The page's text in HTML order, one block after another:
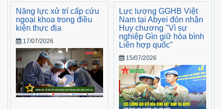
Năng lực xử trí cấp cứu
ngoại khoa trong điều
kiện thực địa
17/07/2026
Lực lượng GGHB Việt
Nam tại Abyei đón nhận
Huy chương "Vì sự
nghiệp Gìn giữ hòa bình
Liên hợp quốc"
15/07/2026